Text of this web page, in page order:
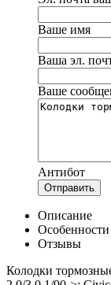
Ваше имя
Ваша эл.
Ваше
Антибот
Отправить
Описание
Особенности
Отзывы
Колодки